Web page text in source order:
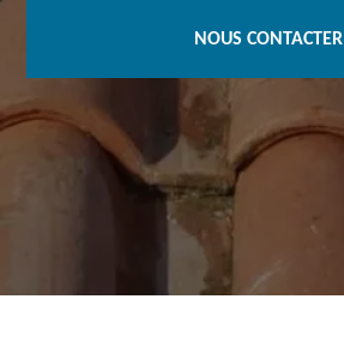
NOUS CONTACTER